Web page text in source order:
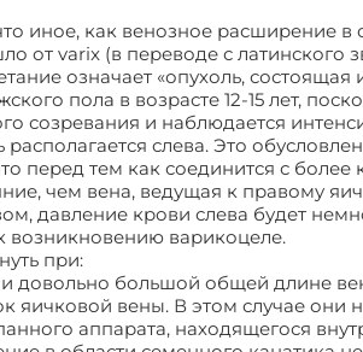
иное, как венозное расширение в
от varix (в переводе с латинского
означает «опухоль,
пола в возрасте 12-15 лет,
созревания и наблюдается
располагается слева. Это
перед тем как соединится с
чем вена, ведущая к правому
давление крови слева будет
возникновению варикоцеле.
при:
довольно большой общей длине
яичковой вены. В этом случае они
аппарата, находящегося